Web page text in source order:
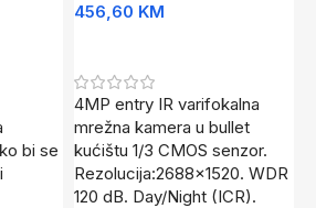
bi se
456,60 KM
4MP entry IR varifokalna
mrežna kamera u bullet
kućištu 1/3 CMOS senzor.
Rezolucija:2688×1520. WDR
120 dB. Day/Night (ICR).